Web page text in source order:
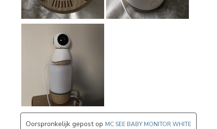
Oorspronkelijk gepost op MC SEE BABY MONITOR WHITE